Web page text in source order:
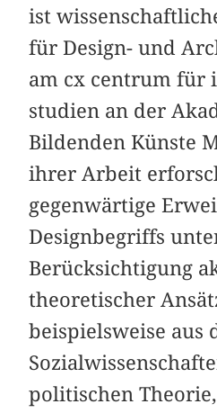
ist
für Design- und
am cx centrum für
studien an der
Bildenden Künste
ihrer Arbeit
gegenwärtige
Designbegriffs
Berücksichtigung
theoretischer
beispielsweise aus
politischen